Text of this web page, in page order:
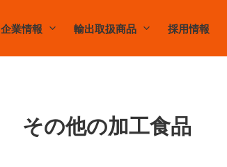
企業情報 輸出取扱商品 採用情報
その他の加工食品